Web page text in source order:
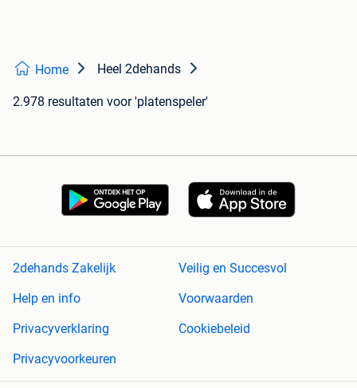
Home Heel 2dehands
2.978 resultaten voor 'platenspeler'
2dehands Zakelijk
Veilig en Succesvol
Help en info
Voorwaarden
Privacyverklaring
Cookiebeleid
Privacyvoorkeuren